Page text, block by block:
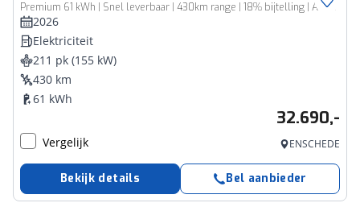
Premium 61 kWh | Snel leverbaar | 430km range | 18% bijtelling | Adaptive cruise | Navi | Keyless | 360 cam | CarPlay
2026
Elektriciteit
211 pk (155 kW)
430 km
61 kWh
32.690,-
Vergelijk ENSCHEDE
Bekijk details Bel aanbieder